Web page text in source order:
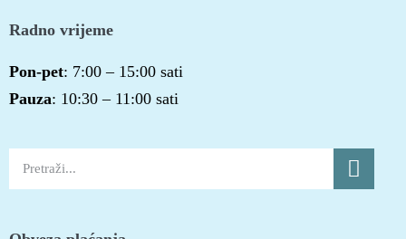
Radno vrijeme
Pon-pet: 7:00 – 15:00 sati
Pauza: 10:30 – 11:00 sati